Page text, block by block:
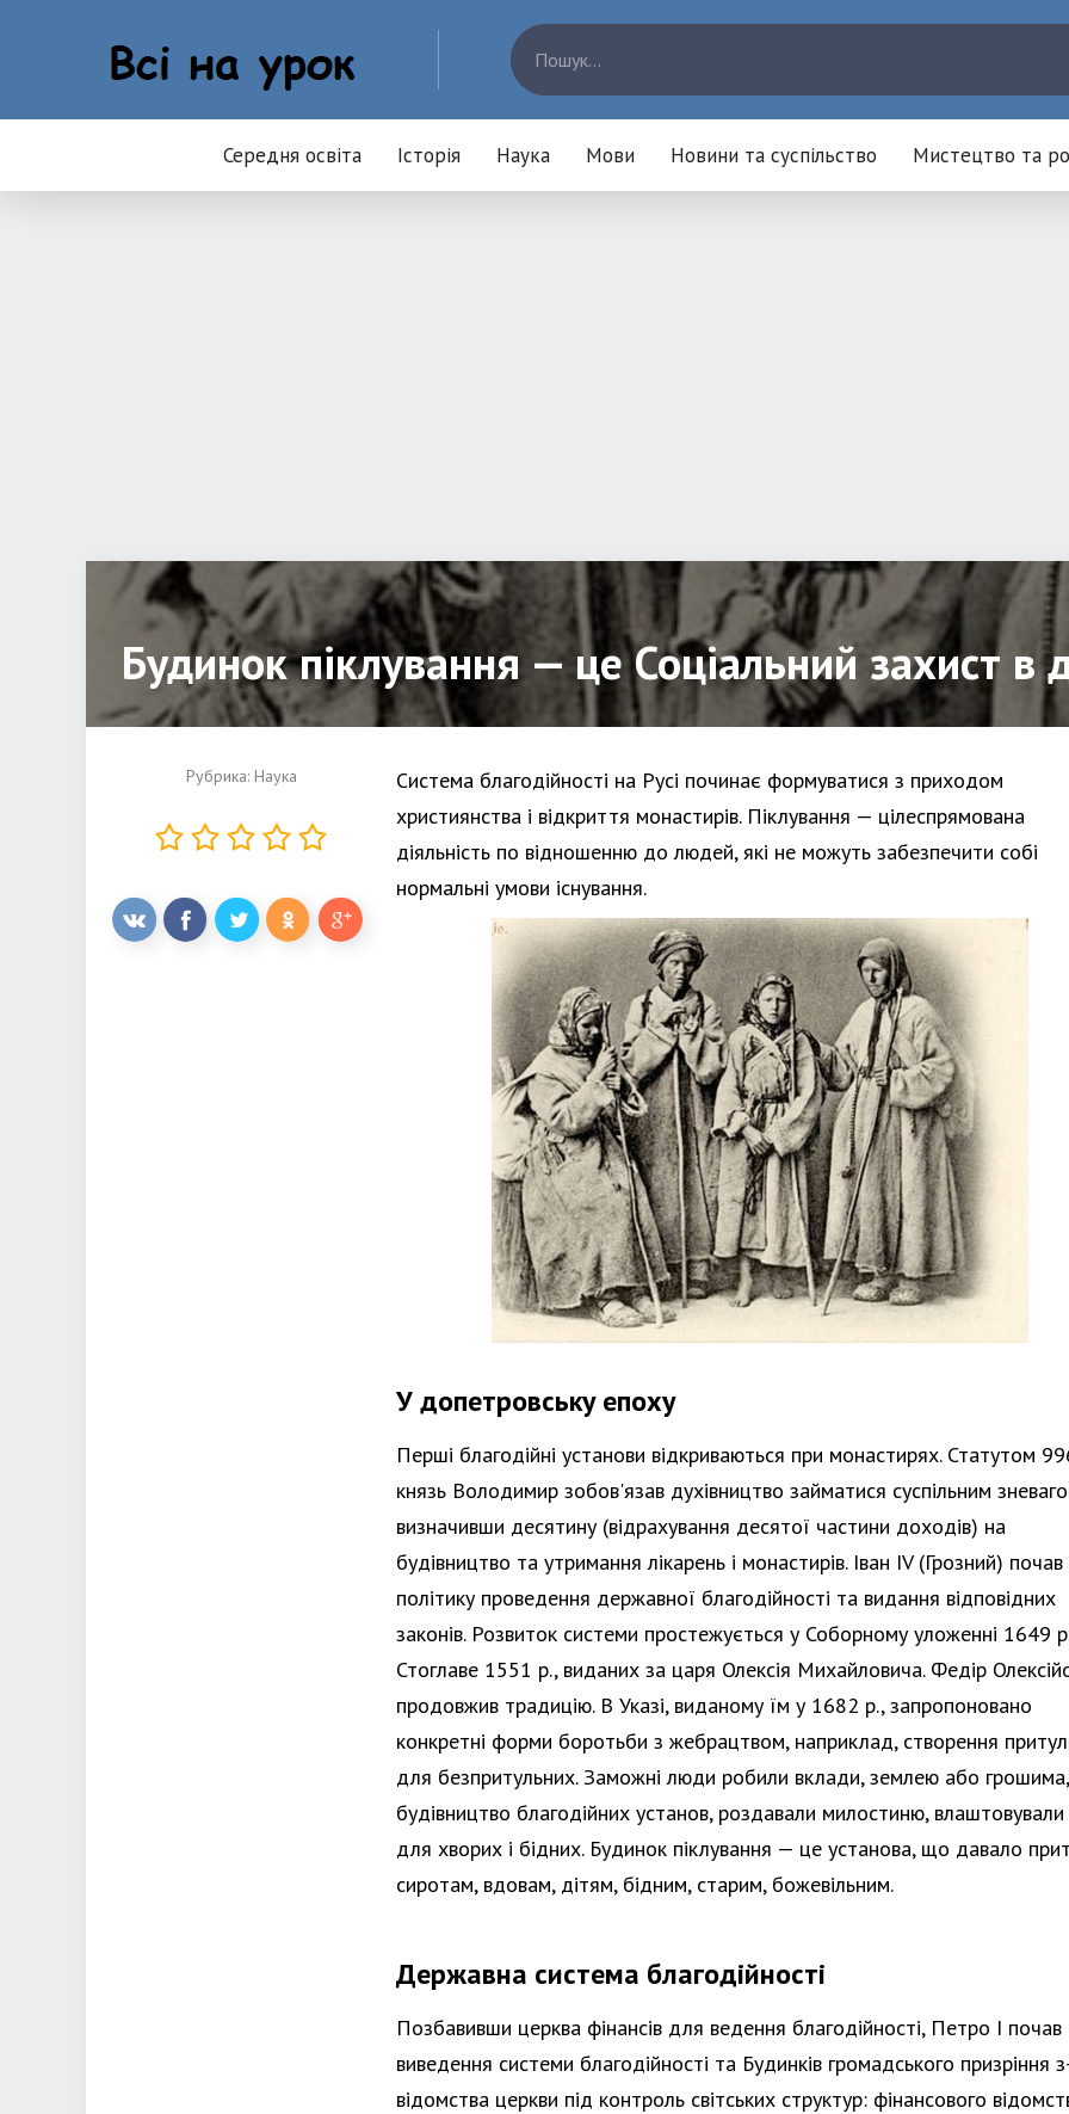
Середня освіта Історія Наука Мови Новини та суспільство Мистецтво та
Будинок піклування — це Соціальний захист в
Рубрика: Наука
Система благодійності на Русі починає формуватися з приходом
християнства і відкриття монастирів. Піклування — цілеспрямована
діяльність по відношенню до людей, які не можуть забезпечити собі
нормальні умови існування.
У допетровську епоху
Перші благодійні установи відкриваються при монастирях. Статутом
князь Володимир зобов'язав духівництво займатися суспільним
визначивши десятину (відрахування десятої частини доходів) на
будівництво та утримання лікарень і монастирів. Іван IV (Грозний) почав
політику проведення державної благодійності та видання відповідних
законів. Розвиток системи простежується у Соборному уложенні 1649 р.
Стоглаве 1551 р., виданих за царя Олексія Михайловича. Федір
продовжив традицію. В Указі, виданому їм у 1682 р., запропоновано
конкретні форми боротьби з жебрацтвом, наприклад, створення
для безпритульних. Заможні люди робили вклади, землею або
будівництво благодійних установ, роздавали милостиню, влаштовували
для хворих і бідних. Будинок піклування — це установа, що давало
сиротам, вдовам, дітям, бідним, старим, божевільним.
Державна система благодійності
Позбавивши церква фінансів для ведення благодійності, Петро I почав
виведення системи благодійності та Будинків громадського призріння
відомства церкви під контроль світських структур: фінансового